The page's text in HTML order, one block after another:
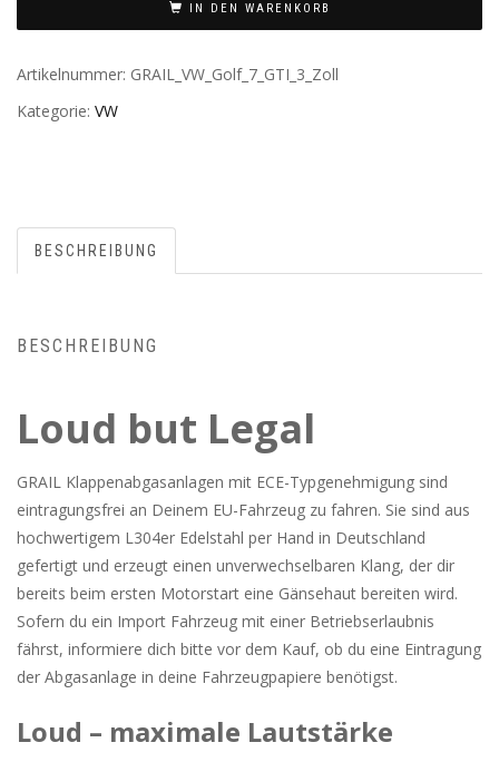
IN DEN WARENKORB
Artikelnummer: GRAIL_VW_Golf_7_GTI_3_Zoll
Kategorie: VW
BESCHREIBUNG
BESCHREIBUNG
Loud but Legal
GRAIL Klappenabgasanlagen mit ECE-Typgenehmigung sind
eintragungsfrei an Deinem EU-Fahrzeug zu fahren. Sie sind aus
hochwertigem L304er Edelstahl per Hand in Deutschland
gefertigt und erzeugt einen unverwechselbaren Klang, der dir
bereits beim ersten Motorstart eine Gänsehaut bereiten wird.
Sofern du ein Import Fahrzeug mit einer Betriebserlaubnis
fährst, informiere dich bitte vor dem Kauf, ob du eine Eintragung
der Abgasanlage in deine Fahrzeugpapiere benötigst.
Loud – maximale Lautstärke